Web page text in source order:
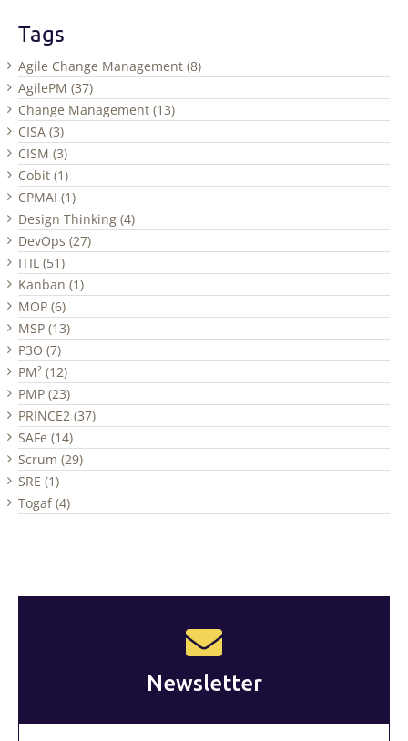
Tags
Agile Change Management (8)
AgilePM (37)
Change Management (13)
CISA (3)
CISM (3)
Cobit (1)
CPMAI (1)
Design Thinking (4)
DevOps (27)
ITIL (51)
Kanban (1)
MOP (6)
MSP (13)
P3O (7)
PM² (12)
PMP (23)
PRINCE2 (37)
SAFe (14)
Scrum (29)
SRE (1)
Togaf (4)
Newsletter